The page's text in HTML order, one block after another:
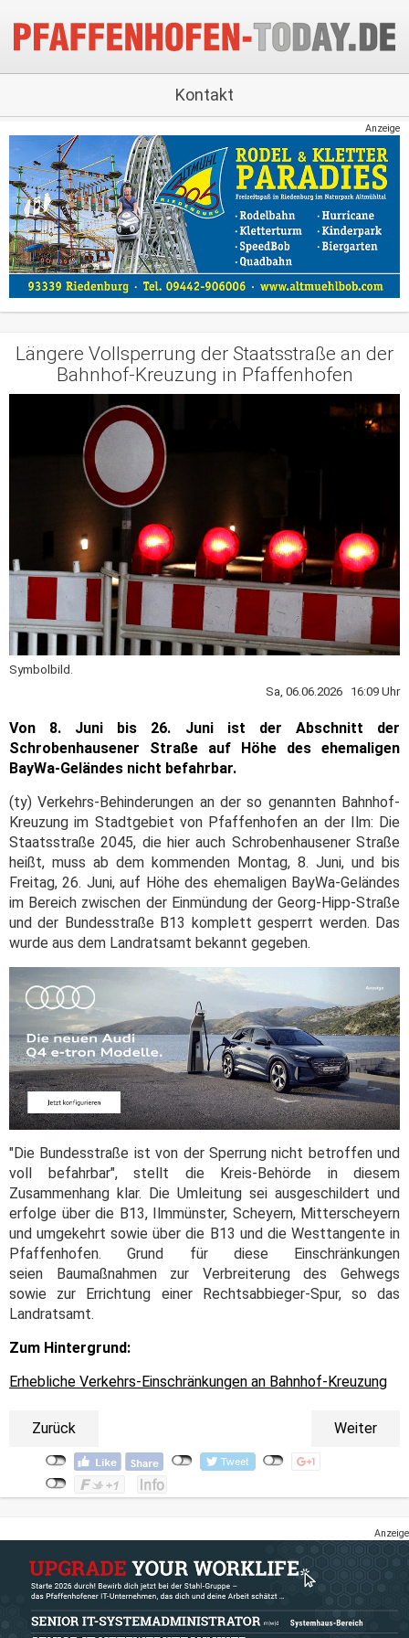
Kontakt
Anzeige
Längere Vollsperrung der Staatsstraße an der
Bahnhof-Kreuzung in Pfaffenhofen
Symbolbild.
Sa, 06.06.2026 16:09 Uhr
Von 8. Juni bis 26. Juni ist der Abschnitt der
Schrobenhausener Straße auf Höhe des ehemaligen
BayWa-Geländes nicht befahrbar.
(ty) Verkehrs-Behinderungen an der so genannten Bahnhof-
Kreuzung im Stadtgebiet von Pfaffenhofen an der Ilm: Die
Staatsstraße 2045, die hier auch Schrobenhausener Straße
heißt, muss ab dem kommenden Montag, 8. Juni, und bis
Freitag, 26. Juni, auf Höhe des ehemaligen BayWa-Geländes
im Bereich zwischen der Einmündung der Georg-Hipp-Straße
und der Bundesstraße B13 komplett gesperrt werden. Das
wurde aus dem Landratsamt bekannt gegeben.
"Die Bundesstraße ist von der Sperrung nicht betroffen und
voll befahrbar", stellt die Kreis-Behörde in diesem
Zusammenhang klar. Die Umleitung sei ausgeschildert und
erfolge über die B13, Ilmmünster, Scheyern, Mitterscheyern
und umgekehrt sowie über die B13 und die Westtangente in
Pfaffenhofen. Grund für diese Einschränkungen
seien Baumaßnahmen zur Verbreiterung des Gehwegs
sowie zur Errichtung einer Rechtsabbieger-Spur, so das
Landratsamt.
Zum Hintergrund:
Erhebliche Verkehrs-Einschränkungen an Bahnhof-Kreuzung
Zurück Weiter
Anzeige